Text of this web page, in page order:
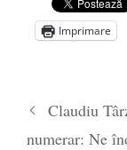
Statul
- 16
Imprimare
Claudiu
numerar: Ne